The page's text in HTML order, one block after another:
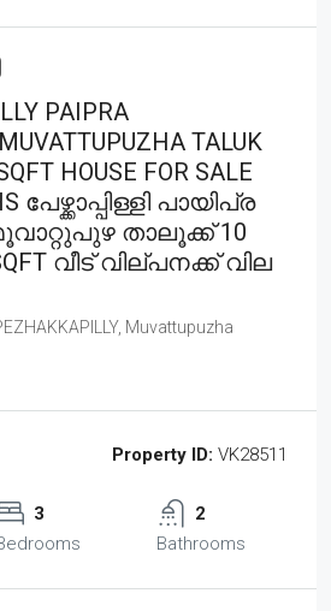
PAIPRA
TALUK
HOUSE FOR SALE
പേഴ്ക്കാപ്പിള്ളി പായിപ്ര
താലൂക്ക് 10
വീട് വില്പനക്ക് വില
Muvattupuzha
Property ID: VK28511
3
2
Bathrooms